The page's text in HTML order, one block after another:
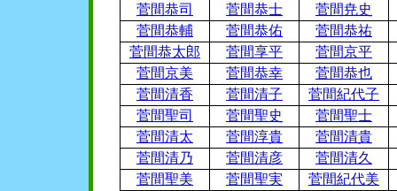
菅間恭司
菅間恭士
菅間尭史
菅間恭輔
菅間恭佑
菅間恭祐
菅間恭太郎
菅間享平
菅間京平
菅間京美
菅間恭幸
菅間恭也
菅間清香
菅間清子
菅間紀代子
菅間聖司
菅間聖史
菅間聖士
菅間清太
菅間淳貴
菅間清貴
菅間清乃
菅間清彦
菅間清久
菅間聖美
菅間聖実
菅間紀代美